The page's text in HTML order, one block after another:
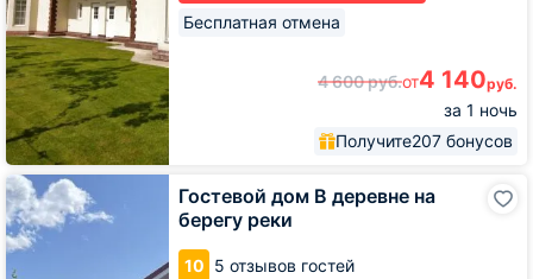
Бесплатная отмена
4 600руб.от4 140руб.
за 1 ночь
Получите207 бонусов
Гостевой дом В деревне на
берегу реки
10 5 отзывов гостей
Гостевой
дом
В
деревне
на